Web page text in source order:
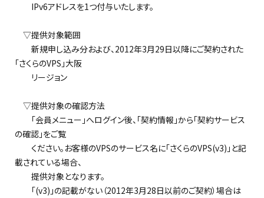
IPv6アドレスを1つ付与いたします。
▽提供対象範囲
新規申し込み分および、2012年3月29日以降にご契約された
「さくらのVPS」大阪
リージョン
▽提供対象の確認方法
「会員メニュー」へログイン後、「契約情報」から「契約サービス
の確認」をご覧
ください。お客様のVPSのサービス名に「さくらのVPS(v3)」と記
載されている場合、
提供対象となります。
「(v3)」の記載がない（2012年3月28日以前のご契約）場合は